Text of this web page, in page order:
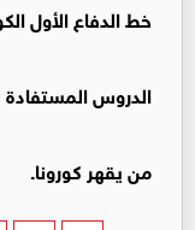
خط الدفاع الأول
الدروس المستفادة
من يقهر كورونا.